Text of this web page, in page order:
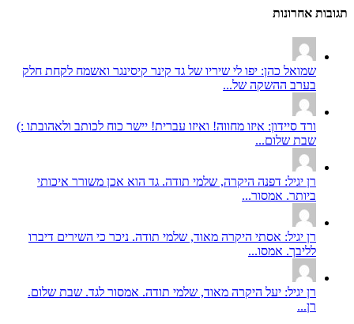
תגובות אחרונות
שמואל כהן: יפו לי שיריו של גד קינר קיסינגר ואשמח לקחת חלק
בערב ההשקה של...
ורד סיידון: איזו מחווה! ואיזו עברית! יישר כוח לכותב ולאהובתו :)
שבת שלום...
רן יגיל: דפנה היקרה, שלמי תודה. גד הוא אכן משורר איכותי
ביותר. אמסור...
רן יגיל: אסתי היקרה מאוד, שלמי תודה. ניכר כי השירים דיברו
לליבך. אמסו...
רן יגיל: יעל היקרה מאוד, שלמי תודה. אמסור לגד. שבת שלום.
רן...